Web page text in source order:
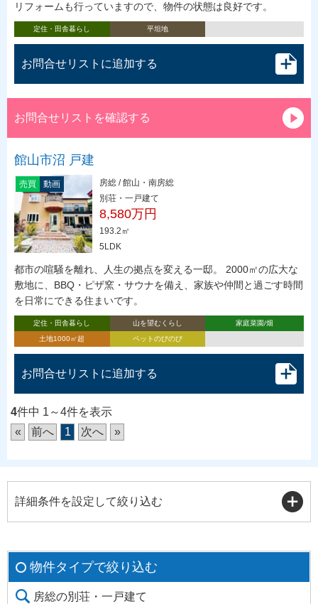
リフォームも行っていますので、物件の状態は良好です。
定住・田舎暮らし 平坦地
お問合せリストに追加する
お問合せリストを確認する
館山市沼 戸建
売買 動画
房総 / 館山・南房総
別荘・一戸建て
8,580万円
193.2㎡
5LDK
都市の喧騒を離れ、人生の拠点を変える一邸。 2000㎡の広大な
敷地に、BBQ・ピザ窯・サウナを備え、家族や仲間と過ごす時間
を日常にできる住まいです。
定住・田舎暮らし 山を望むくらし
家庭菜園/畑
土地1000㎡超
ペットのびのび
お問合せリストに追加する
4件中 1～4件を表示
«
前へ 1 次へ »
詳細条件を設定して絞り込む
物件タイプで絞り込む
房総の別荘・一戸建て